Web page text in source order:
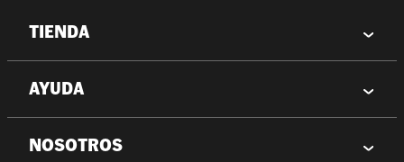
TIENDA
AYUDA
NOSOTROS